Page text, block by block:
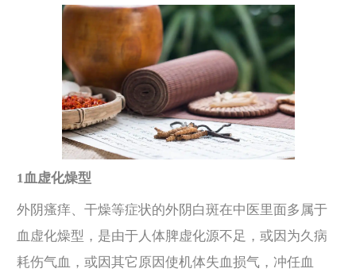
1血虚化燥型
外阴瘙痒、干燥等症状的外阴白斑在中医里面多属于
血虚化燥型，是由于人体脾虚化源不足，或因为久病
耗伤气血，或因其它原因使机体失血损气，冲任血